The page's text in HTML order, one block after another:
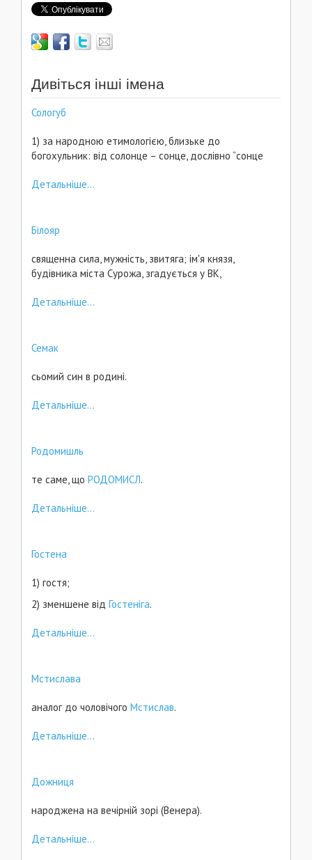
Дивіться інші імена
Сологуб
1) за народною етимологією, близьке до
богохульник: від солонце – сонце, дослівно “сонце
Детальніше...
Білояр
священна сила, мужність, звитяга; ім'я князя,
будівника міста Сурожа, згадується у ВК,
Детальніше...
Семак
сьомий син в родині.
Детальніше...
Родомишль
те саме, що РОДОМИСЛ.
Детальніше...
Гостена
1) гостя;
2) зменшене від Гостеніга.
Детальніше...
Мстислава
аналог до чоловічого Мстислав.
Детальніше...
Дожниця
народжена на вечірній зорі (Венера).
Детальніше...